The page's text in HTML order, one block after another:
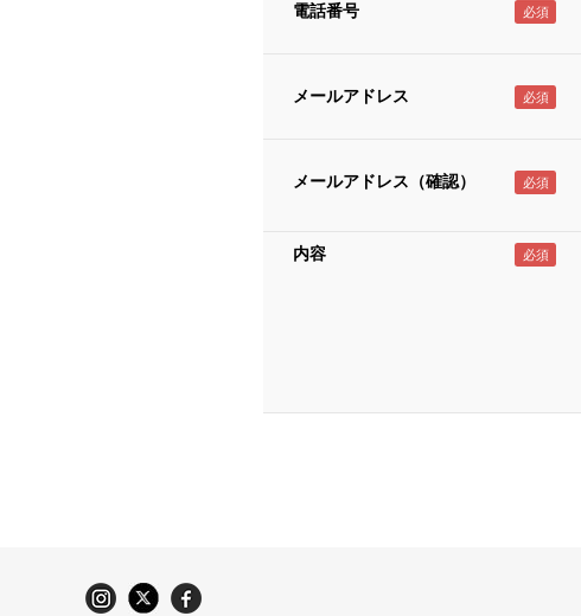
電話番号
メールアドレス
メールアドレス（確認）
内容